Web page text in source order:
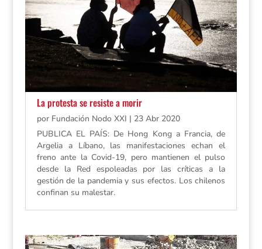
La protesta se resiste a morir
por Fundación Nodo XXI | 23 Abr 2020
PUBLICA EL PAÍS: De Hong Kong a Francia, de
Argelia a Líbano, las manifestaciones echan el
freno ante la Covid-19, pero mantienen el pulso
desde la Red espoleadas por las críticas a la
gestión de la pandemia y sus efectos. Los chilenos
confinan su malestar.